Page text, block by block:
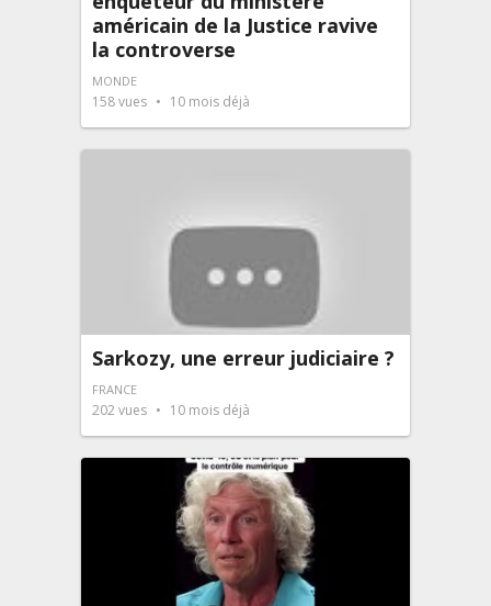
américain de la Justice ravive
la controverse
MONDE
158vues 10 mois déjà
Sarkozy, une erreur judiciaire ?
FRANCE
202vues 10 mois déjà